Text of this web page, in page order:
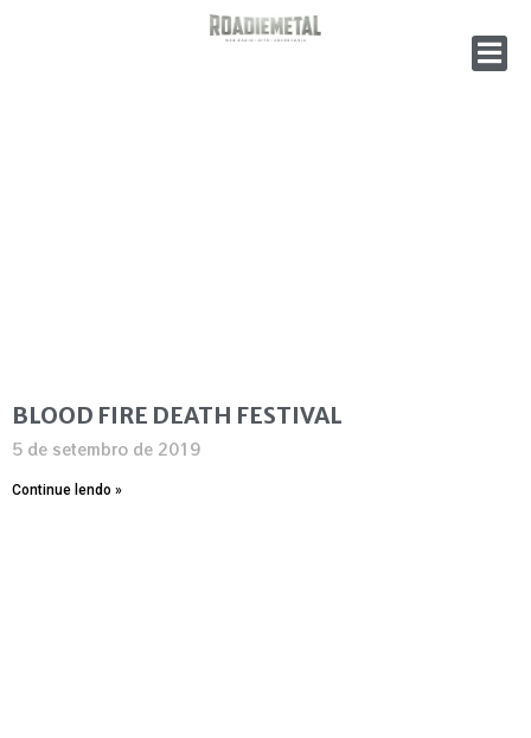
BLOOD FIRE DEATH FESTIVAL
5 de setembro de 2019
Continue lendo »